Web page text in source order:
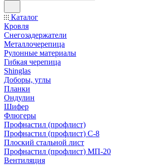
Каталог
Кровля
Снегозадержатели
Металлочерепица
Рулонные материалы
Гибкая черепица
Shinglas
Доборы, углы
Планки
Ондулин
Шифер
Флюгеры
Профнастил (профлист)
Профнастил (профлист) С-8
Плоский стальной лист
Профнастил (профлист) МП-20
Вентиляция